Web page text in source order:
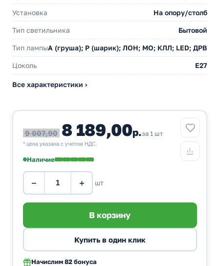
Установка На опору/столб
Тип светильника Бытовой
Тип лампыA (груша); P (шарик); ЛОН; МО; КЛЛ; LED; ДРВ
Цоколь E27
Все характеристики ›
9 007,90 8 189,00р.за 1 шт
* цена указана с учетом НДС.
Наличие
− + шт
Начислим 82 бонуса